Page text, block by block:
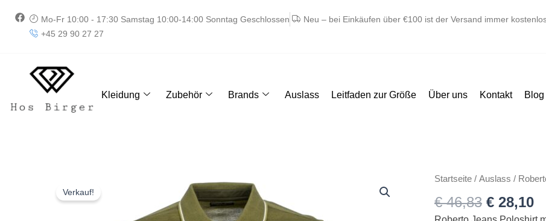
Inhalt
springen
F
a
Mo-Fr 10:00 - 17:30 Samstag 10:00-14:00 Sonntag Geschlossen Neu – bei Einkäufen über €100 ist der Versand immer
+45 29 90 27 27
Kleidung Zubehör Brands Auslass Leitfaden zur Größe Über uns Kontakt Blog
Verkauf!
Startseite / Auslass /
€46,83 war:
€ 28,10
Roberto
polo